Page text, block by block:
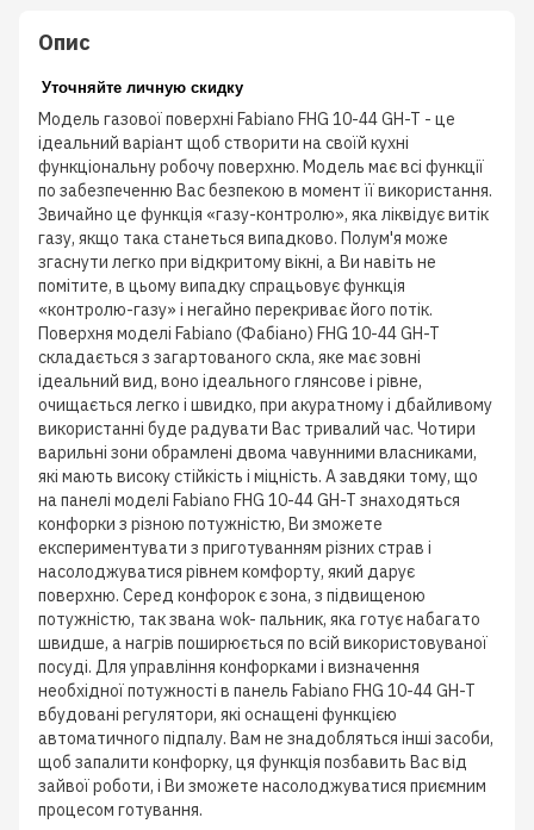
Опис
Уточняйте личную скидку
Модель газової поверхні Fabiano FHG 10-44 GH-T - це
ідеальний варіант щоб створити на своїй кухні
функціональну робочу поверхню. Модель має всі функції
по забезпеченню Вас безпекою в момент її використання.
Звичайно це функція «газу-контролю», яка ліквідує витік
газу, якщо така станеться випадково. Полум'я може
згаснути легко при відкритому вікні, а Ви навіть не
помітите, в цьому випадку спрацьовує функція
«контролю-газу» і негайно перекриває його потік.
Поверхня моделі Fabiano (Фабіано) FHG 10-44 GH-T
складається з загартованого скла, яке має зовні
ідеальний вид, воно ідеального глянсове і рівне,
очищається легко і швидко, при акуратному і дбайливому
використанні буде радувати Вас тривалий час. Чотири
варильні зони обрамлені двома чавунними власниками,
які мають високу стійкість і міцність. А завдяки тому, що
на панелі моделі Fabiano FHG 10-44 GH-T знаходяться
конфорки з різною потужністю, Ви зможете
експериментувати з приготуванням різних страв і
насолоджуватися рівнем комфорту, який дарує
поверхню. Серед конфорок є зона, з підвищеною
потужністю, так звана wok- пальник, яка готує набагато
швидше, а нагрів поширюється по всій використовуваної
посуді. Для управління конфорками і визначення
необхідної потужності в панель Fabiano FHG 10-44 GH-T
вбудовані регулятори, які оснащені функцією
автоматичного підпалу. Вам не знадобляться інші засоби,
щоб запалити конфорку, ця функція позбавить Вас від
зайвої роботи, і Ви зможете насолоджуватися приємним
процесом готування.